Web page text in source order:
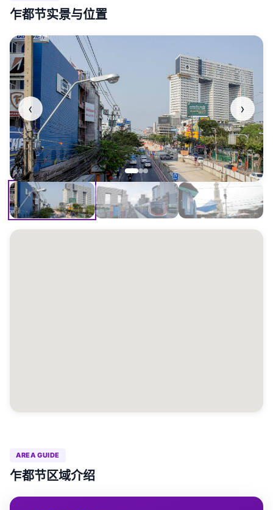
乍都节实景与位置
‹ ›
AREA GUIDE
乍都节区域介绍